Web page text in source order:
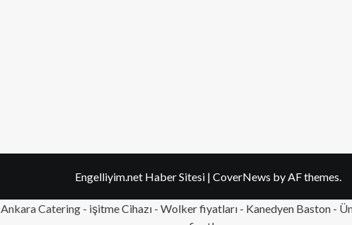
Engelliyim.net Haber Sitesi | CoverNews by AF themes.
Ankara Catering - işitme Cihazı - Wolker fiyatları - Kanedyen Baston -